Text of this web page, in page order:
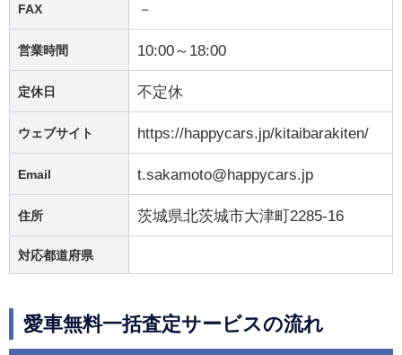
FAX －
営業時間 10:00～18:00
定休日 不定休
ウェブサイト https://happycars.jp/kitaibarakiten/
Email t.sakamoto@happycars.jp
住所 茨城県北茨城市大津町2285-16
対応都道府県
愛車無料一括査定サービスの流れ